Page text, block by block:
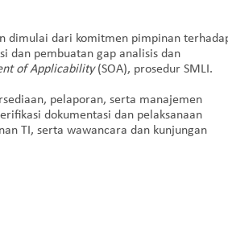
dimulai dari komitmen pimpinan
dan pembuatan gap analisis dan
of Applicability(SOA), prosedur SMLI.
pelaporan, serta manajemen
dokumentasi dan pelaksanaan
TI, serta wawancara dan kunjungan